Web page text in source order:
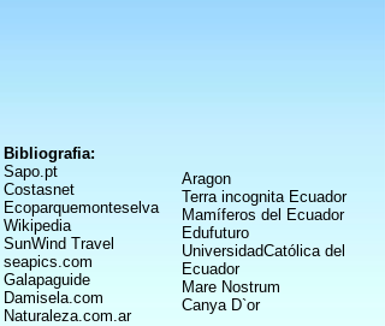
Bibliografia:
Sapo.pt
Costasnet
Ecoparquemonteselva
Wikipedia
SunWind Travel
seapics.com
Galapaguide
Damisela.com
Naturaleza.com.ar
Aragon
Terra incognita Ecuador
Mamíferos del Ecuador
Edufuturo
UniversidadCatólica del
Ecuador
Mare Nostrum
Canya D`or